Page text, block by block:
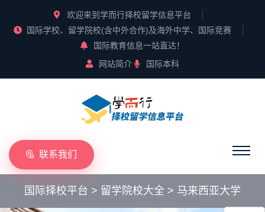
欢迎来到学而行择校留学信息平台
国际学校、留学院校(含中外合作)及海外中学、国际竞赛
国际教育信息一站直达！
网站简介
国际本科
联系我们
国际择校平台 > 留学院校大全 > 马来西亚大学